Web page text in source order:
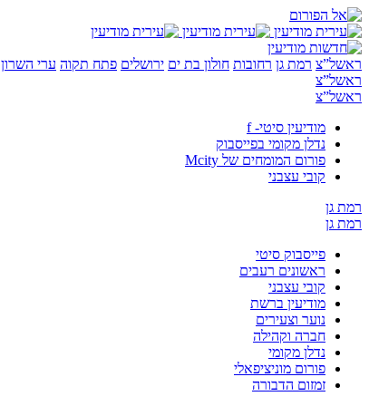
ראשל”צ רמת גן רחובות חולון בת ים ירושלים פתח תקוה ערי השרון
ראשל”צ
ראשל”צ
מודיעין סיטי- f
נדלן מקומי בפייסבוק
פורום המומחים של Mcity
קובי עצבני
רמת גן
רמת גן
פייסבוק סיטי
ראשונים רעבים
קובי עצבני
מודיעין ברשת
נוער וצעירים
חברה וקהילה
נדלן מקומי
פורום מוניציפאלי
זמזום הדבורה